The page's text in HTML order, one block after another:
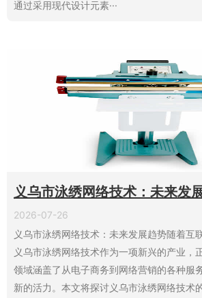
通过采用现代设计元素···
义乌市泳绣网络技术：未来发
2026-07-26
义乌市泳绣网络技术：未来发展趋势随着互
义乌市泳绣网络技术作为一项新兴的产业，
领域涵盖了从电子商务到网络营销的各种服
新的活力。本文将探讨义乌市泳绣网络技术